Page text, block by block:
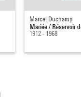
Marcel Duchamp
Mariée / Réservoir
1912 - 1968